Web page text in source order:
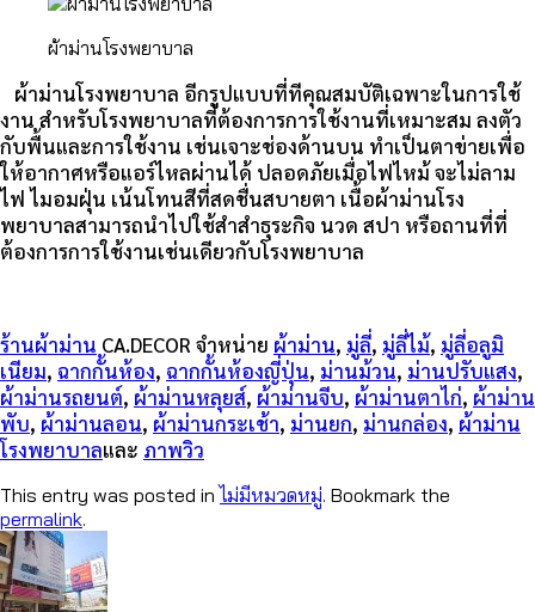
ผ้าม่านโรงพยาบาล
ผ้าม่านโรงพยาบาล อีกรูปแบบที่ทีคุณสมบัติเฉพาะในการใช้
งาน สำหรับโรงพยาบาลที่ต้องการการใช้งานที่เหมาะสม ลงตัว
กับพื้นและการใช้งาน เช่นเจาะช่องด้านบน ทำเป็นตาข่ายเพื่อ
ให้อากาศหรือแอร์ไหลผ่านได้ ปลอดภัยเมื่อไฟไหม้ จะไม่ลาม
ไฟ ไมอมฝุ่น เน้นโทนสีที่สดชื่นสบายตา เนื้อผ้าม่านโรง
พยาบาลสามารถนำไปใช้สำสำธุระกิจ นวด สปา หรือถานที่ที่
ต้องการการใช้งานเช่นเดียวกับโรงพยาบาล
ร้านผ้าม่าน CA.DECOR จำหน่าย ผ้าม่าน, มู่ลี่, มู่ลี่ไม้, มู่ลี่อลูมิ
เนียม, ฉากกั้นห้อง, ฉากกั้นห้องญี่ปุ่น, ม่านม้วน, ม่านปรับแสง,
ผ้าม่านรถยนต์, ผ้าม่านหลุยส์, ผ้าม่านจีบ, ผ้าม่านตาไก่, ผ้าม่าน
พับ, ผ้าม่านลอน, ผ้าม่านกระเช้า, ม่านยก, ม่านกล่อง, ผ้าม่าน
โรงพยาบาลและ ภาพวิว
This entry was posted inไม่มีหมวดหมู่. Bookmark the
permalink.